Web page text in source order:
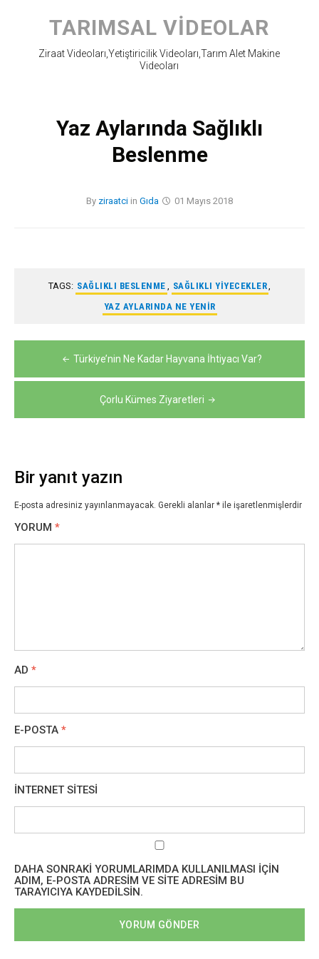
content
TARIMSAL VIDEOLAR
Ziraat Videoları,Yetiştiricilik Videoları,Tarım Alet Makine
Videoları
Yaz Aylarında Sağlıklı
Beslenme
By ziraatci in Gıda 01 Mayıs 2018
TAGS: SAĞLIKLI BESLENME , SAĞLIKLI YIYECEKLER,
YAZ AYLARINDA NE YENIR
gezinmesi
Türkiye’nin Ne Kadar Hayvana İhtiyacı Var?
Çorlu Kümes Ziyaretleri
Bir yanıt yazın
E-posta adresiniz yayınlanmayacak. Gerekli alanlar * ile işaretlenmişlerdir
YORUM *
AD *
E-POSTA *
İNTERNET SITESI
DAHA SONRAKI YORUMLARIMDA KULLANILMASI IÇIN
ADIM, E-POSTA ADRESIM VE SITE ADRESIM BU
TARAYICIYA KAYDEDILSIN.